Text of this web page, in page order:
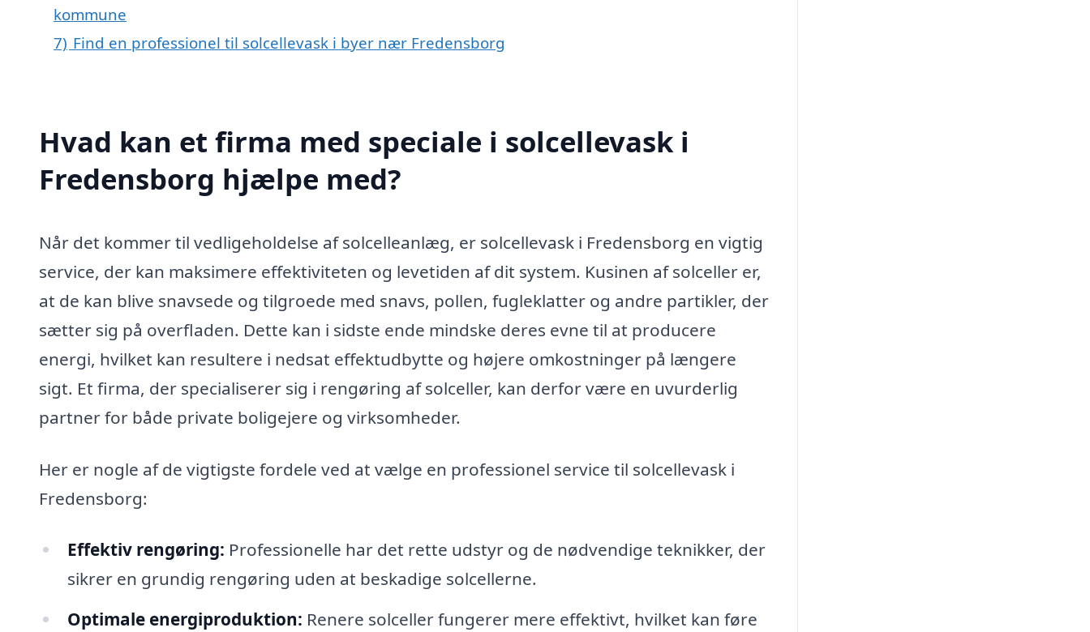
kommune
7) Find en professionel til solcellevask i byer nær Fredensborg
Hvad kan et firma med speciale i solcellevask i
Fredensborg hjælpe med?
Når det kommer til vedligeholdelse af solcelleanlæg, er solcellevask i Fredensborg en vigtig
service, der kan maksimere effektiviteten og levetiden af dit system. Kusinen af solceller er,
at de kan blive snavsede og tilgroede med snavs, pollen, fugleklatter og andre partikler, der
sætter sig på overfladen. Dette kan i sidste ende mindske deres evne til at producere
energi, hvilket kan resultere i nedsat effektudbytte og højere omkostninger på længere
sigt. Et firma, der specialiserer sig i rengøring af solceller, kan derfor være en uvurderlig
partner for både private boligejere og virksomheder.
Her er nogle af de vigtigste fordele ved at vælge en professionel service til solcellevask i
Fredensborg:
Effektiv rengøring: Professionelle har det rette udstyr og de nødvendige teknikker, der
sikrer en grundig rengøring uden at beskadige solcellerne.
Optimale energiproduktion: Renere solceller fungerer mere effektivt, hvilket kan føre